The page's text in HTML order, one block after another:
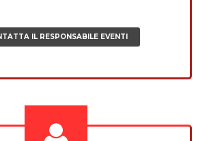
IL RESPONSABILE EVENTI